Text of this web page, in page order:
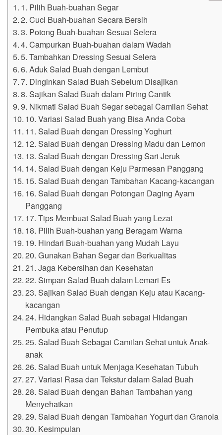
1. Pilih Buah-buahan Segar
2. Cuci Buah-buahan Secara Bersih
3. Potong Buah-buahan Sesuai Selera
4. Campurkan Buah-buahan dalam Wadah
5. Tambahkan Dressing Sesuai Selera
6. Aduk Salad Buah dengan Lembut
7. Dinginkan Salad Buah Sebelum Disajikan
8. Sajikan Salad Buah dalam Piring Cantik
9. Nikmati Salad Buah Segar sebagai Camilan Sehat
10. Variasi Salad Buah yang Bisa Anda Coba
11. Salad Buah dengan Dressing Yoghurt
12. Salad Buah dengan Dressing Madu dan Lemon
13. Salad Buah dengan Dressing Sari Jeruk
14. Salad Buah dengan Keju Parmesan Panggang
15. Salad Buah dengan Tambahan Kacang-kacangan
16. Salad Buah dengan Potongan Daging Ayam
Panggang
17. Tips Membuat Salad Buah yang Lezat
18. Pilih Buah-buahan yang Beragam Warna
19. Hindari Buah-buahan yang Mudah Layu
20. Gunakan Bahan Segar dan Berkualitas
21. Jaga Kebersihan dan Kesehatan
22. Simpan Salad Buah dalam Lemari Es
23. Sajikan Salad Buah dengan Keju atau Kacang-
kacangan
24. Hidangkan Salad Buah sebagai Hidangan
Pembuka atau Penutup
25. Salad Buah Sebagai Camilan Sehat untuk Anak-
anak
26. Salad Buah untuk Menjaga Kesehatan Tubuh
27. Variasi Rasa dan Tekstur dalam Salad Buah
28. Salad Buah dengan Bahan Tambahan yang
Menyehatkan
29. Salad Buah dengan Tambahan Yogurt dan Granola
30. Kesimpulan